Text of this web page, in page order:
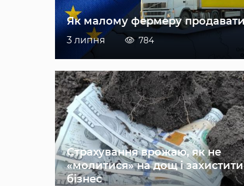
Як малому фермеру
3 липня 784
Страхування врожаю, як не
«молитися» на дощ і захистити
бізнес